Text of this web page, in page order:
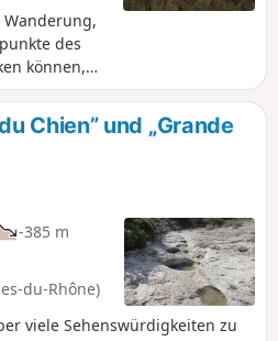
des
können,
die Parloire
de la
den
zu
des
befindet.
Chien” und „Grande
-385 m
du-Rhône)
viele Sehenswürdigkeiten zu